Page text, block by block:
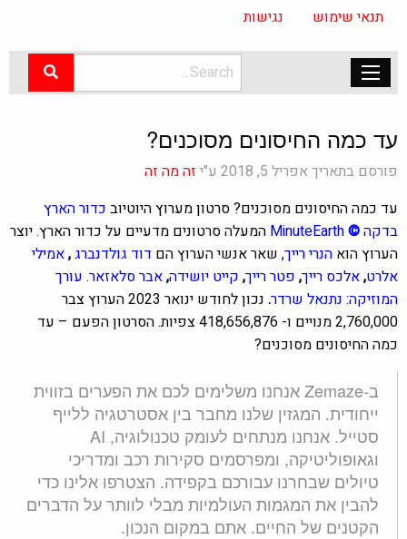
תנאי שימוש נגישות
עד כמה החיסונים מסוכנים?
פורסם בתאריך אפריל 5, 2018 ע"י
זה מה זה
עד כמה החיסונים מסוכנים?סרטון מערוץ היוטיוב כדור הארץ
בדקה©
MinuteEarth המעלה סרטונים מדעיים על כדור הארץ. יוצר
הערוץ הוא הנרי רייך, שאר אנשי הערוץ הם דוד גולדנברג,אמילי
אלרט,אלכס רייך, פטר רייך, קייט יושידה,אבר סלאזאר. עורך
המוזיקה: נתנאל שרדר.
נכון לחודש ינואר 2023 הערוץ צבר
2,760,000 מנויים ו- 418,656,876 צפיות. הסרטון הפעם – עד
כמה החיסונים מסוכנים?
ב-Zemaze אנחנו משלימים לכם את הפערים בזווית
ייחודית. המגזין שלנו מחבר בין אסטרטגיה ללייף
סטייל. אנחנו מנתחים לעומק טכנולוגיה, AI
וגאופוליטיקה, ומפרסמים סקירות רכב ומדריכי
טיולים שבחרנו עבורכם בקפידה. הצטרפו אלינו כדי
להבין את המגמות העולמיות מבלי לוותר על הדברים
הקטנים של החיים. אתם במקום הנכון.